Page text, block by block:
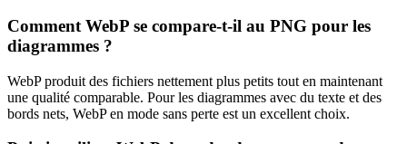
Comment WebP se compare-t-il au PNG pour les
diagrammes ?
WebP produit des fichiers nettement plus petits tout en maintenant
une qualité comparable. Pour les diagrammes avec du texte et des
bords nets, WebP en mode sans perte est un excellent choix.